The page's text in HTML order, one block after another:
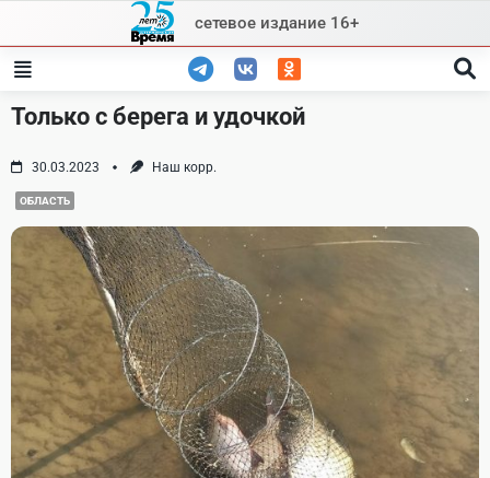
content
сетевое издание 16+
Только с берега и удочкой
30.03.2023 Наш корр.
ОБЛАСТЬ